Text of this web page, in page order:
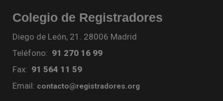
Colegio de Registradores
Diego de León, 21. 28006 Madrid
Teléfono: 91 270 16 99
Fax: 91 564 11 59
Email: contacto@registradores.org